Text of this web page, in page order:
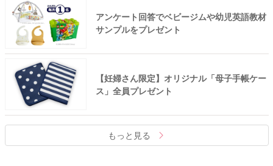
アンケート回答でベビージムや幼児英語教材
サンプルをプレゼント
【妊婦さん限定】オリジナル「母子手帳ケー
ス」全員プレゼント
もっと見る